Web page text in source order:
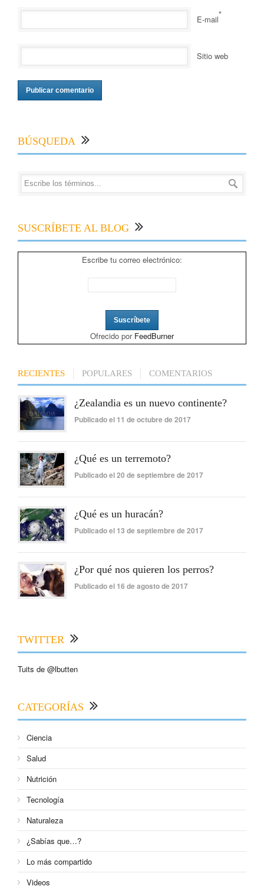
E-mail*
Sitio web
BÚSQUEDA
SUSCRÍBETE AL BLOG
Escribe tu correo electrónico:
Ofrecido por FeedBurner
RECIENTES POPULARES COMENTARIOS
¿Zealandia es un nuevo continente?
Publicado el 11 de octubre de 2017
¿Qué es un terremoto?
Publicado el 20 de septiembre de 2017
¿Qué es un huracán?
Publicado el 13 de septiembre de 2017
¿Por qué nos quieren los perros?
Publicado el 16 de agosto de 2017
TWITTER
Tuits de @lbutten
CATEGORÍAS
Ciencia
Salud
Nutrición
Tecnología
Naturaleza
¿Sabías que…?
Lo más compartido
Videos